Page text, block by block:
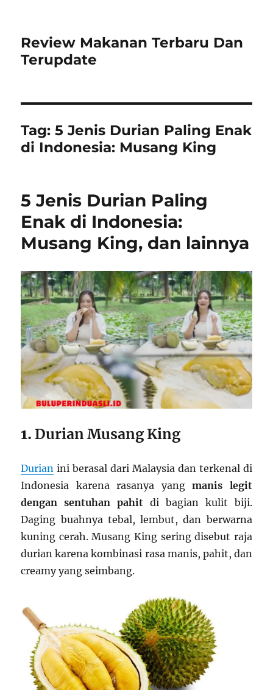
Review Makanan Terbaru Dan
Terupdate
Tag:5 Jenis Durian Paling Enak
di Indonesia: Musang King
5 Jenis Durian Paling
Enak di Indonesia:
Musang King, dan lainnya
1. Durian Musang King
Durian ini berasal dari Malaysia dan terkenal di
Indonesia karena rasanya yangmanis legit
dengan sentuhan pahit di bagian kulit biji.
Daging buahnya tebal, lembut, dan berwarna
kuning cerah. Musang King sering disebut raja
durian karena kombinasi rasa manis, pahit, dan
creamy yang seimbang.